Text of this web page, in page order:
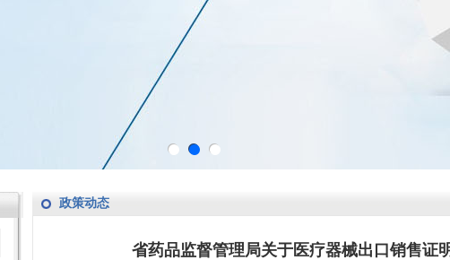
政策动态
省药品监督管理局关于医疗器械出口销售证